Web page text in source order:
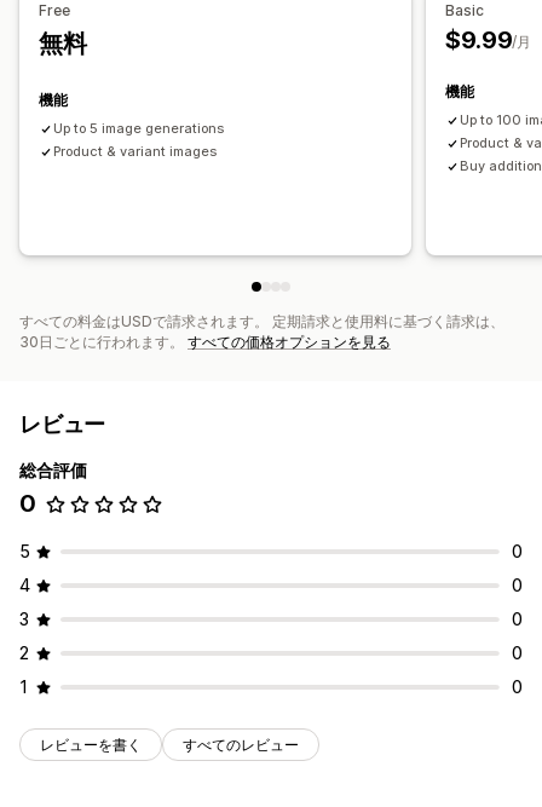
Free
無料
機能
Up to 5 image generations
Product & variant images
Basic
$9.99/月
機能
Up to 100
Product &
Buy
すべての料金はUSDで請求されます。 定期請求と使用料に基づく請求は、
30日ごとに行われます。 すべての価格オプションを見る
レビュー
総合評価
0
5
0
4
0
3
0
2
0
1
0
レビューを書く すべてのレビュー